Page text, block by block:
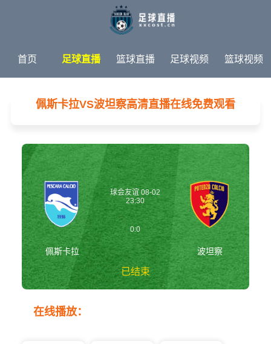
首页 足球直播 篮球直播 足球视频 篮球视频
足球新闻 篮球新闻 体育专题
佩斯卡拉VS波坦察高清直播在线免费观看
佩斯卡拉
球会友谊 08-02
23:30
0:0
已结束
波坦察
在线播放：